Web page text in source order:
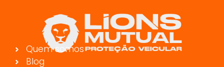
Quem somos
Blog